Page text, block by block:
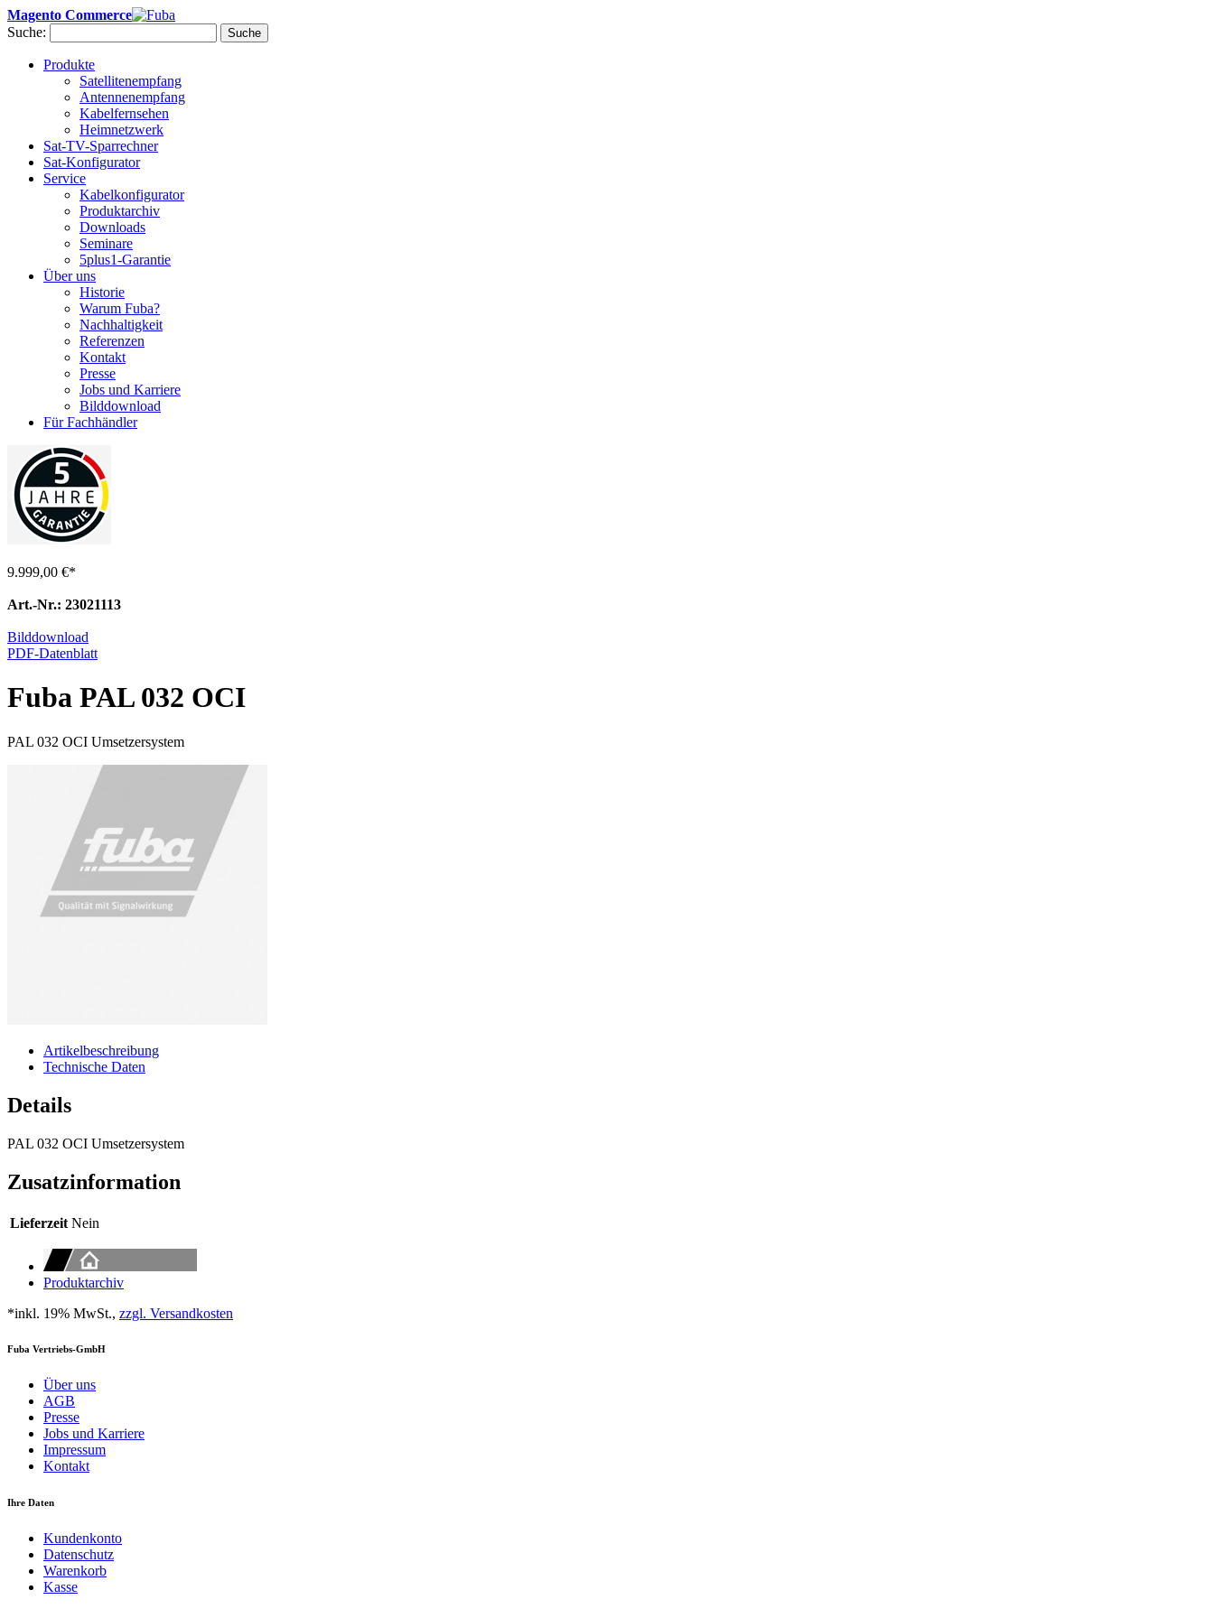
Magento Commerce
Suche:
Suche
Produkte
Satellitenempfang
Antennenempfang
Kabelfernsehen
Heimnetzwerk
Sat-TV-Sparrechner
Sat-Konfigurator
Service
Kabelkonfigurator
Produktarchiv
Downloads
Seminare
5plus1-Garantie
Über uns
Historie
Warum Fuba?
Nachhaltigkeit
Referenzen
Kontakt
Presse
Jobs und Karriere
Bilddownload
Für Fachhändler
9.999,00 €*
Art.-Nr.: 23021113
Bilddownload
PDF-Datenblatt
Fuba PAL 032 OCI
PAL 032 OCI Umsetzersystem
Artikelbeschreibung
Technische Daten
Details
PAL 032 OCI Umsetzersystem
Zusatzinformation
Lieferzeit Nein
Produktarchiv
*inkl. 19% MwSt., zzgl. Versandkosten
Fuba Vertriebs-GmbH
Über uns
AGB
Presse
Jobs und Karriere
Impressum
Kontakt
Ihre Daten
Kundenkonto
Datenschutz
Warenkorb
Kasse